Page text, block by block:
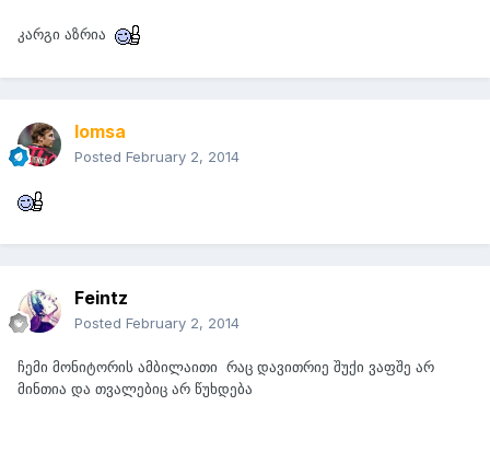
კარგი აზრია
lomsa
Posted February 2, 2014
Feintz
Posted February 2, 2014
ჩემი მონიტორის ამბილაითი რაც დავითრიე შუქი ვაფშე არ
მინთია და თვალებიც არ წუხდება